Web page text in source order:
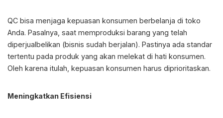
QC bisa menjaga kepuasan konsumen berbelanja di toko
Anda. Pasalnya, saat memproduksi barang yang telah
diperjualbelikan (bisnis sudah berjalan). Pastinya ada standar
tertentu pada produk yang akan melekat di hati konsumen.
Oleh karena itulah, kepuasan konsumen harus diprioritaskan.
Meningkatkan Efisiensi